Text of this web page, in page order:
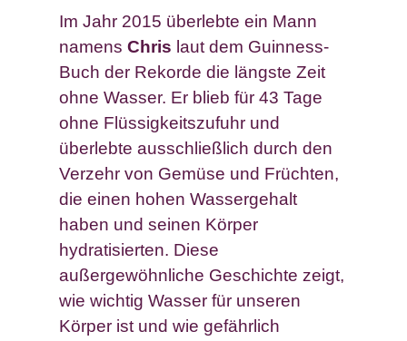
Im Jahr 2015 überlebte ein Mann
namens Chris laut dem Guinness-
Buch der Rekorde die längste Zeit
ohne Wasser. Er blieb für 43 Tage
ohne Flüssigkeitszufuhr und
überlebte ausschließlich durch den
Verzehr von Gemüse und Früchten,
die einen hohen Wassergehalt
haben und seinen Körper
hydratisierten. Diese
außergewöhnliche Geschichte zeigt,
wie wichtig Wasser für unseren
Körper ist und wie gefährlich